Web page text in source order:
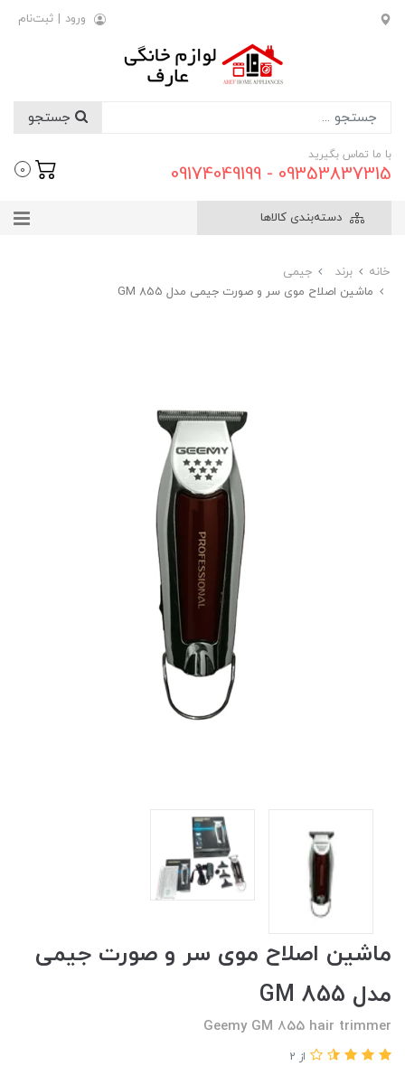
ورود | ثبت‌نام
با ما تماس بگیرید
09353837315 - 09174049199
0
دسته‌بندی کالاها
خانه برند
جیمی
ماشین اصلاح موی سر و صورت جیمی مدل GM 855
ماشین اصلاح موی سر و صورت جیمی
مدل GM 855
Geemy GM 855 hair trimmer
از 2